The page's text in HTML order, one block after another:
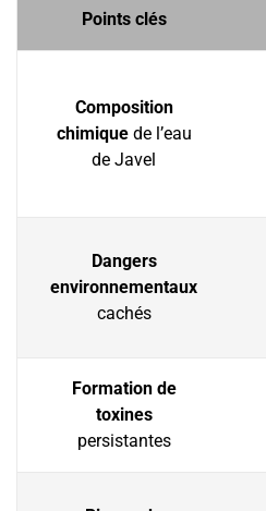
Points clés
Composition
chimiquede l’eau
de Javel
Dangers
environnementaux
cachés
Formation de
toxines
persistantes